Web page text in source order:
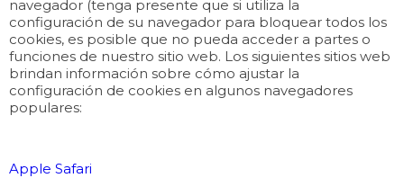
navegador (tenga presente que si utiliza la
configuración de su navegador para bloquear todos los
cookies, es posible que no pueda acceder a partes o
funciones de nuestro sitio web. Los siguientes sitios web
brindan información sobre cómo ajustar la
configuración de cookies en algunos navegadores
populares:
Apple Safari